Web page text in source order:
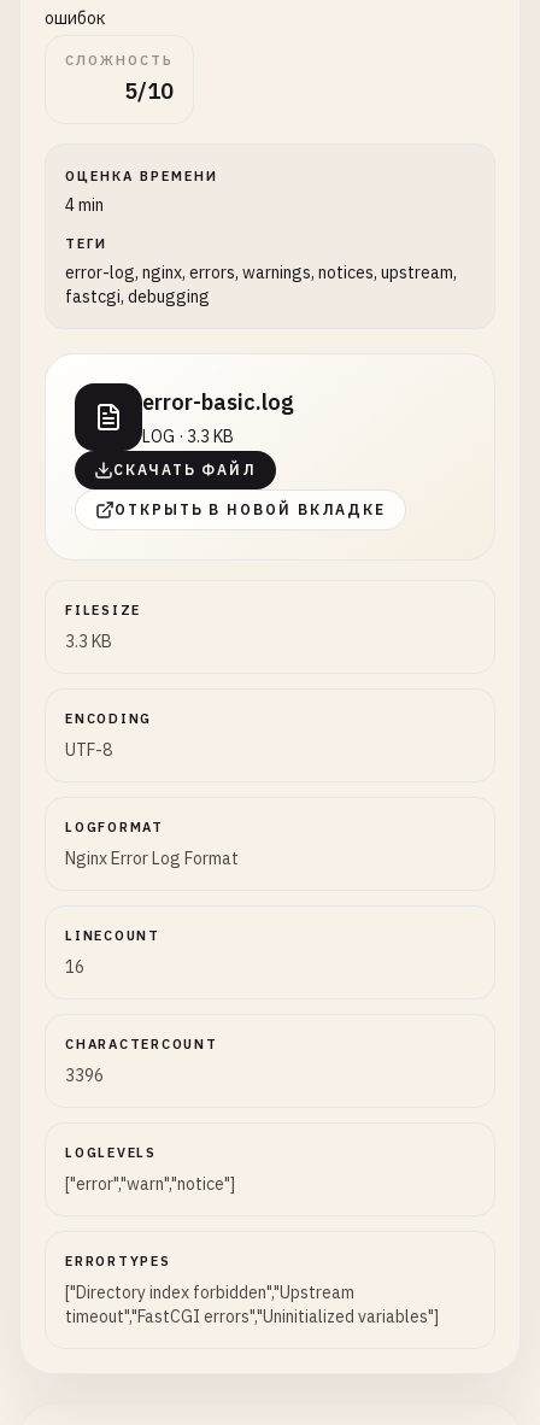
ошибок
СЛОЖНОСТЬ
5/10
ОЦЕНКА ВРЕМЕНИ
4 min
ТЕГИ
error-log, nginx, errors, warnings, notices, upstream,
fastcgi, debugging
error-basic.log
LOG · 3.3 KB
СКАЧАТЬ ФАЙЛ
ОТКРЫТЬ В НОВОЙ ВКЛАДКЕ
FILESIZE
3.3 KB
ENCODING
UTF-8
LOGFORMAT
Nginx Error Log Format
LINECOUNT
16
CHARACTERCOUNT
3396
LOGLEVELS
["error","warn","notice"]
ERRORTYPES
["Directory index forbidden","Upstream
timeout","FastCGI errors","Uninitialized variables"]